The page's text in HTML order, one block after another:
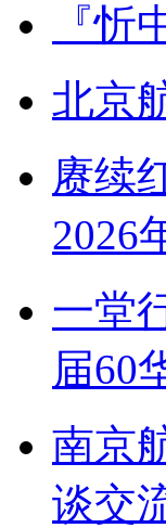
『
北京
赓续
2026
一堂
届60
南京
谈交